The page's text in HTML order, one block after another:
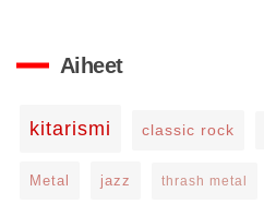
Aiheet
kitarismi classic rock
Metal jazz thrash metal